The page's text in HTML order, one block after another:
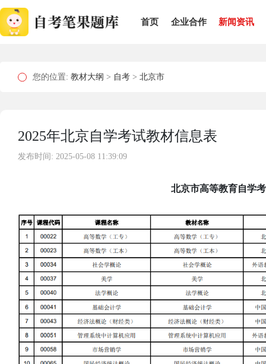
首页 企业合作 新闻资讯
您的位置: 教材大纲 > 自考 > 北京市
2025年北京自学考试教材信息表
发布时间: 2025-05-08 11:39:09
北京市高等教育自学